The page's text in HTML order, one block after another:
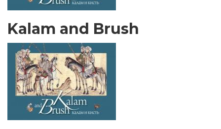
Kalam and Brush